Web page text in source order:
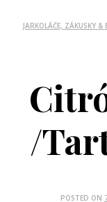
JARKOLÁČE, ZÁKUSKY &
/
POSTED ON